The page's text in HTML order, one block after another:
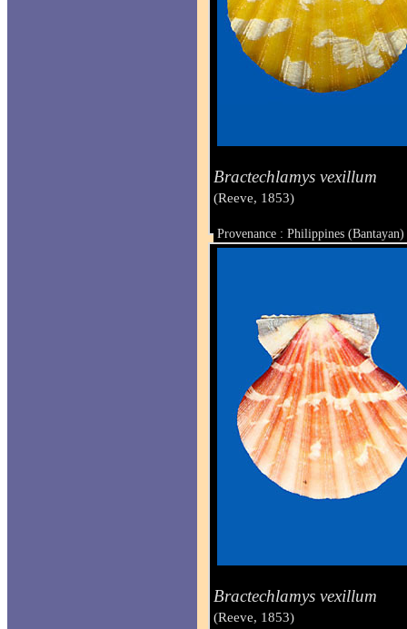
Bractechlamys vexillum
(Reeve, 1853)
Provenance : Philippines (Bantayan)
Taille : 24.6 x 27 mm
Bractechlamys vexillum
(Reeve, 1853)